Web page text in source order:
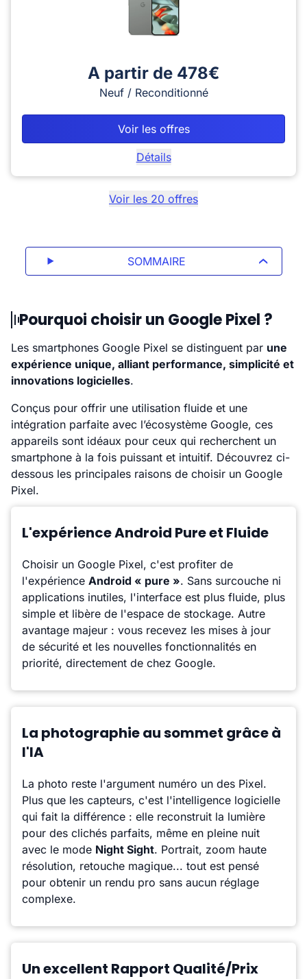
A partir de 478€
Neuf / Reconditionné
Voir les offres
Détails
Voir les 20 offres
SOMMAIRE
Pourquoi choisir un Google Pixel ?
Les smartphones Google Pixel se distinguent par une
expérience unique, alliant performance, simplicité et
innovations logicielles.
Conçus pour offrir une utilisation fluide et une
intégration parfaite avec l’écosystème Google, ces
appareils sont idéaux pour ceux qui recherchent un
smartphone à la fois puissant et intuitif. Découvrez ci-
dessous les principales raisons de choisir un Google
Pixel.
L'expérience Android Pure et Fluide
Choisir un Google Pixel, c'est profiter de
l'expérience Android « pure ». Sans surcouche ni
applications inutiles, l'interface est plus fluide, plus
simple et libère de l'espace de stockage. Autre
avantage majeur : vous recevez les mises à jour
de sécurité et les nouvelles fonctionnalités en
priorité, directement de chez Google.
La photographie au sommet grâce à
l'IA
La photo reste l'argument numéro un des Pixel.
Plus que les capteurs, c'est l'intelligence logicielle
qui fait la différence : elle reconstruit la lumière
pour des clichés parfaits, même en pleine nuit
avec le mode Night Sight. Portrait, zoom haute
résolution, retouche magique... tout est pensé
pour obtenir un rendu pro sans aucun réglage
complexe.
Un excellent Rapport Qualité/Prix